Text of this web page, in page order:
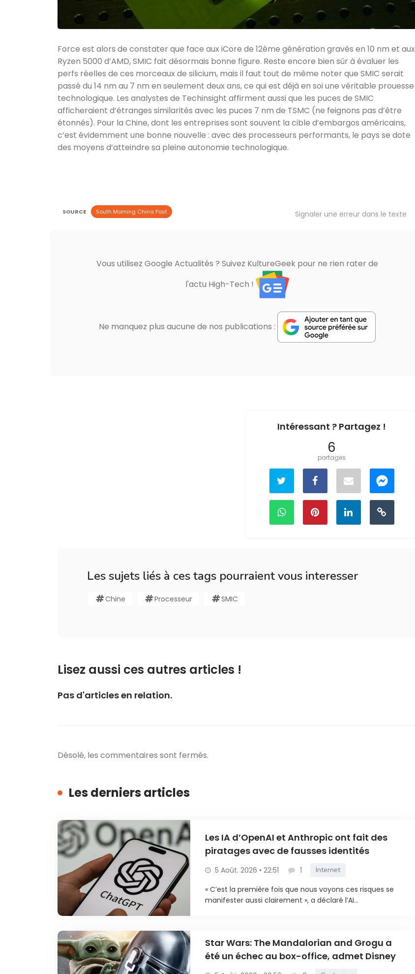
Force est alors de constater que face aux iCore de 12ème génération gravés en 10 nm et aux
Ryzen 5000 d’AMD, SMIC fait désormais bonne figure. Reste encore bien sûr à évaluer les
perfs réelles de ces morceaux de silicium, mais il faut tout de même noter que SMIC serait
passé du 14 nm au 7 nm en seulement deux ans, ce qui est déjà en soi une véritable prouesse
technologique. Les analystes de Techinsight affirment aussi que les puces de SMIC
afficheraient d’étranges similarités avec les puces 7 nm de TSMC (ne feignons pas d’être
étonnés). Pour la Chine, dont les entreprises sont souvent la cible d’embargos américains,
c’est évidemment une bonne nouvelle : avec des processeurs performants, le pays se dote
des moyens d’atteindre sa pleine autonomie technologique.
SOURCE South Morning China Post Signaler une erreur dans le texte
Vous utilisez Google Actualités ? Suivez KultureGeek pour ne rien rater de
l'actu High-Tech !
Ne manquez plus aucune de nos publications :
Intéressant ? Partagez !
6
partages
Les sujets liés à ces tags pourraient vous interesser
Chine Processeur SMIC
Lisez aussi ces autres articles !
Pas d'articles en relation.
Désolé, les commentaires sont fermés.
Les derniers articles
Les IA d’OpenAI et Anthropic ont fait des
piratages avec de fausses identités
5 Août. 2026 • 22:51 1 Internet
« C’est la première fois que nous voyons ces risques se
manifester aussi clairement », a déclaré l’AI...
Star Wars: The Mandalorian and Grogu a
été un échec au box-office, admet Disney